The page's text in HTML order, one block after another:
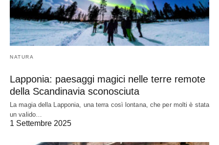
NATURA
Lapponia: paesaggi magici nelle terre remote
della Scandinavia sconosciuta
La magia della Lapponia, una terra così lontana, che per molti è stata
un valido…
1 Settembre 2025